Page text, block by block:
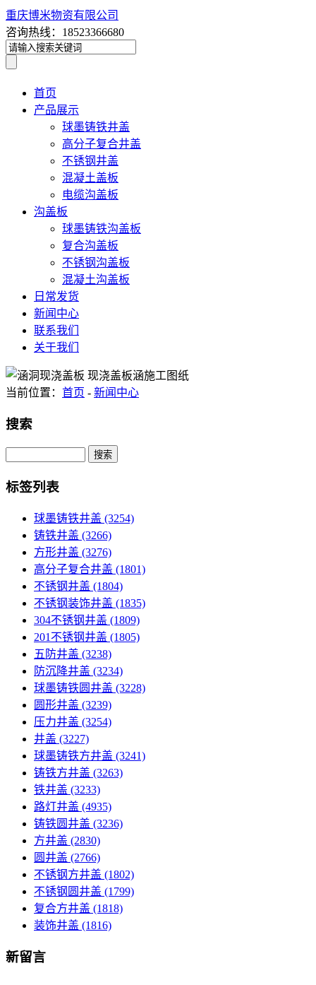
重庆博米物资有限公司
咨询热线：18523366680
首页
产品展示
球墨铸铁井盖
高分子复合井盖
不锈钢井盖
混凝土盖板
电缆沟盖板
沟盖板
球墨铸铁沟盖板
复合沟盖板
不锈钢沟盖板
混凝土沟盖板
日常发货
新闻中心
联系我们
关于我们
当前位置： 首页 - 新闻中心
搜索
Search
标签列表
球墨铸铁井盖 (3254)
铸铁井盖 (3266)
方形井盖 (3276)
高分子复合井盖 (1801)
不锈钢井盖 (1804)
不锈钢装饰井盖 (1835)
304不锈钢井盖 (1809)
201不锈钢井盖 (1805)
五防井盖 (3238)
防沉降井盖 (3234)
球墨铸铁圆井盖 (3228)
圆形井盖 (3239)
压力井盖 (3254)
井盖 (3227)
球墨铸铁方井盖 (3241)
铸铁方井盖 (3263)
铁井盖 (3233)
路灯井盖 (4935)
铸铁圆井盖 (3236)
方井盖 (2830)
圆井盖 (2766)
不锈钢方井盖 (1802)
不锈钢圆井盖 (1799)
复合方井盖 (1818)
装饰井盖 (1816)
新留言